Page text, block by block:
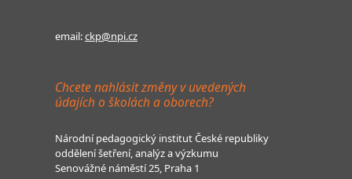
email:ckp@npi.cz
Chcete nahlásit změny v uvedených
údajích o školách a oborech?
Národní pedagogický institut České republiky
oddělení šetření, analýz a výzkumu
Senovážné náměstí 25, Praha 1